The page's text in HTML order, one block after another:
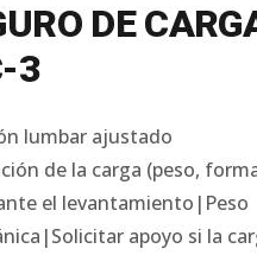
DE
3
lumbar ajustado
de la carga (peso,
el levantamiento|Peso
apoyo si la